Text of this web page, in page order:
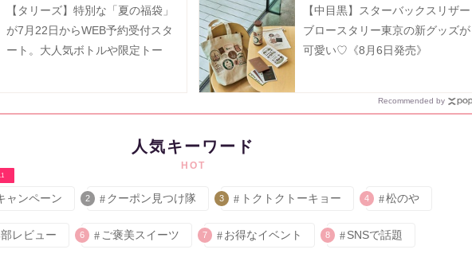
【タリーズ】特別な「夏の福袋」
が7月22日からWEB予約受付スタ
ート。大人気ボトルや限定トー
【中目黒】スターバックスリザー
ブロースタリー東京の新グッズが
可愛い♡《8月6日発売》
Recommended by
人気キーワード
HOT
ャンペーン 2 クーポン見つけ隊 3 トクトクトーキョー 4 松のや
レビュー 6 ご褒美スイーツ 7 お得なイベント 8 SNSで話題